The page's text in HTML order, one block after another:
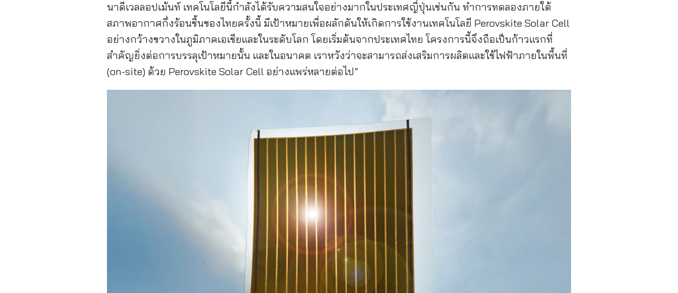
นาดีเวลลอปเม้นท์ เทคโนโลยีนี้กำลังได้รับความสนใจอย่างมากในประเทศญี่ปุ่นเช่นกัน ทำการทดลองภายใต้
สภาพอากาศกึ่งร้อนชื้นของไทยครั้งนี้ มีเป้าหมายเพื่อผลักดันให้เกิดการใช้งานเทคโนโลยี Perovskite Solar Cell
อย่างกว้างขวางในภูมิภาคเอเชียและในระดับโลก โดยเริ่มต้นจากประเทศไทย โครงการนี้จึงถือเป็นก้าวแรกที่
สำคัญยิ่งต่อการบรรลุเป้าหมายนั้น และในอนาคต เราหวังว่าจะสามารถส่งเสริมการผลิตและใช้ไฟฟ้าภายในพื้นที่
(on-site) ด้วย Perovskite Solar Cell อย่างแพร่หลายต่อไป”